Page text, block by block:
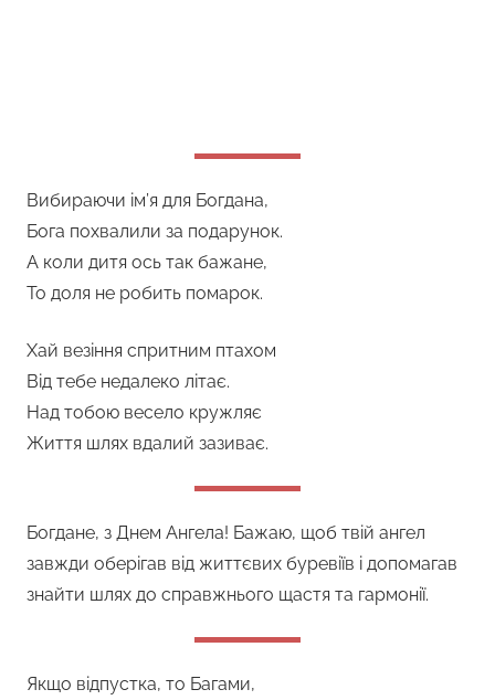
Вибираючи ім’я для Богдана,
Бога похвалили за подарунок.
А коли дитя ось так бажане,
То доля не робить помарок.
Хай везіння спритним птахом
Від тебе недалеко літає.
Над тобою весело кружляє
Життя шлях вдалий зазиває.
Богдане, з Днем Ангела! Бажаю, щоб твій ангел
завжди оберігав від життєвих буревіїв і допомагав
знайти шлях до справжнього щастя та гармонії.
Якщо відпустка, то Багами,